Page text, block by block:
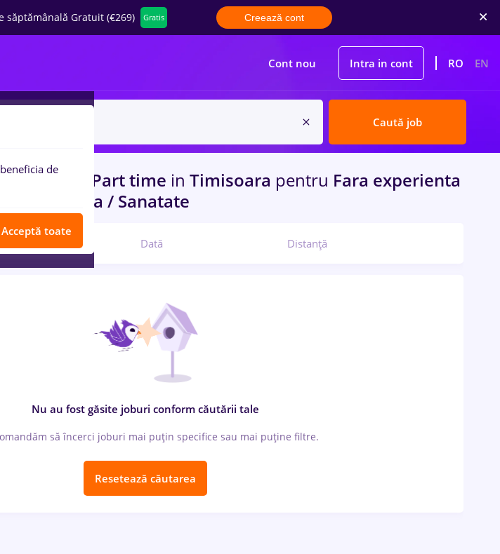
săptămânală Gratuit (€269) Gratis Creează cont
Cont nou Intra in cont RO EN
Caută job
b c r, Part time in Timisoara pentru Fara experienta
Medicina / Sanatate
Dată Distanță
Nu au fost găsite joburi conform căutării tale
să încerci joburi mai puțin specifice sau mai puține filtre.
Resetează căutarea
de
Acceptă toate